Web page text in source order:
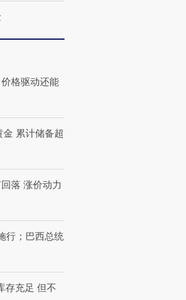
格驱动还能
累计储备超
落 涨价动力
行；巴西总统
存充足 但不